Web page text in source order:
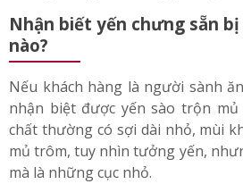
Nhận biết yến chưng sẵn
nào?
Nếu khách hàng là người sành
nhận biệt được yến sào trộn
chất thường có sợi dài nhỏ, mùi
mủ trôm, tuy nhìn tưởng yến,
mà là những cục nhỏ.